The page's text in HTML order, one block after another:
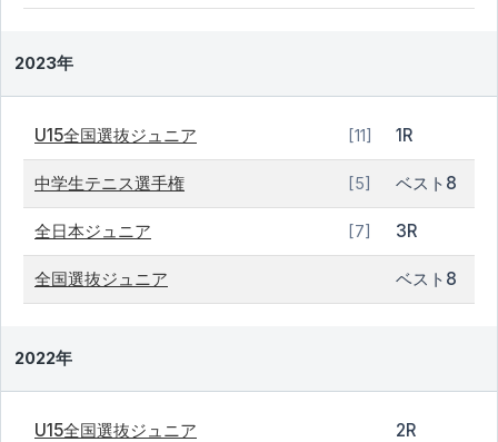
2023年
U15全国選抜ジュニア [11] 1R
中学生テニス選手権 [5] ベスト8
全日本ジュニア [7] 3R
全国選抜ジュニア ベスト8
2022年
U15全国選抜ジュニア 2R